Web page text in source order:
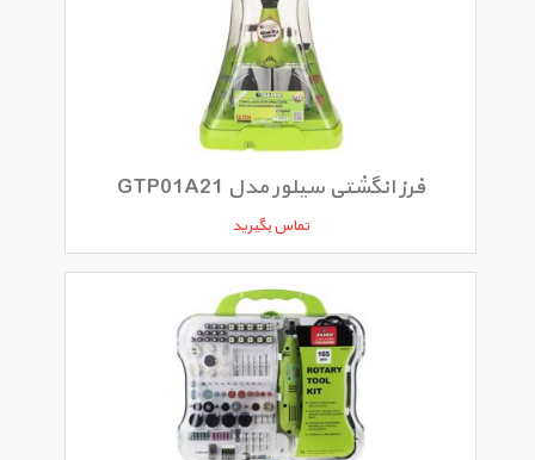
فرز انگشتی سیلور مدل GTP01A21
تماس بگیرید